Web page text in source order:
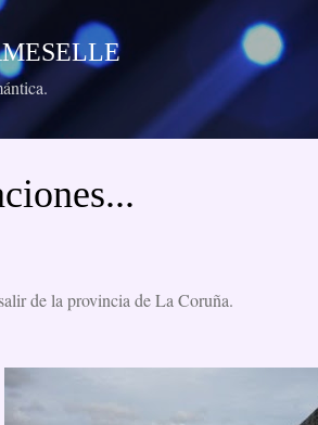
Ir al contenido principal
de la provincia de La Coruña.